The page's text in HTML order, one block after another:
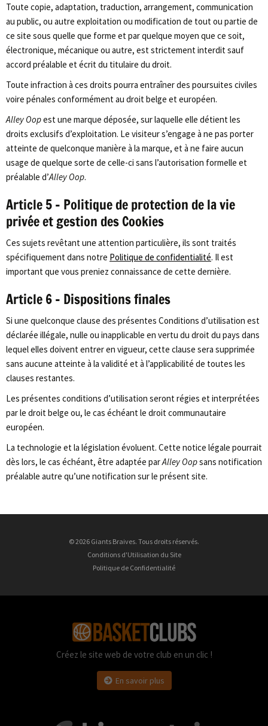
Toute copie, adaptation, traduction, arrangement, communication
au public, ou autre exploitation ou modification de tout ou partie de
ce site sous quelle que forme et par quelque moyen que ce soit,
électronique, mécanique ou autre, est strictement interdit sauf
accord préalable et écrit du titulaire du droit.
Toute infraction à ces droits pourra entraîner des poursuites civiles
voire pénales conformément au droit belge et européen.
Alley Oopest une marque déposée, sur laquelle elle détient les
droits exclusifs d’exploitation. Le visiteur s’engage à ne pas porter
atteinte de quelconque manière à la marque, et à ne faire aucun
usage de quelque sorte de celle-ci sans l’autorisation formelle et
préalable d’Alley Oop.
Article 5 – Politique de protection de la vie
privée et gestion des Cookies
Ces sujets revêtant une attention particulière, ils sont traités
spécifiquement dans notre Politique de confidentialité. Il est
important que vous preniez connaissance de cette dernière.
Article 6 – Dispositions finales
Si une quelconque clause des présentes Conditions d’utilisation est
déclarée illégale, nulle ou inapplicable en vertu du droit du pays dans
lequel elles doivent entrer en vigueur, cette clause sera supprimée
sans aucune atteinte à la validité et à l’applicabilité de toutes les
clauses restantes.
Les présentes conditions d’utilisation seront régies et interprétées
par le droit belge ou, le cas échéant le droit communautaire
européen.
La technologie et la législation évoluent. Cette notice légale pourrait
dès lors, le cas échéant, être adaptée parAlley Oopsans notification
préalable autre qu’une notification sur le présent site.
© 2026 Giants Braives. Tous droits réservés.
Conditions d'Utilisation du Site
Politique de Confidentialité
Créez le site web de votre club en un clic !
En savoir plus